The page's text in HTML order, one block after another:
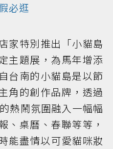
必逛
家特別推出「小貓島
主題展，為馬年增添
台南的小貓島是以節
角的創作品牌，透過
熱鬧氛圍融入一幅幅
、桌曆、春聯等等，
能盡情以可愛貓咪妝